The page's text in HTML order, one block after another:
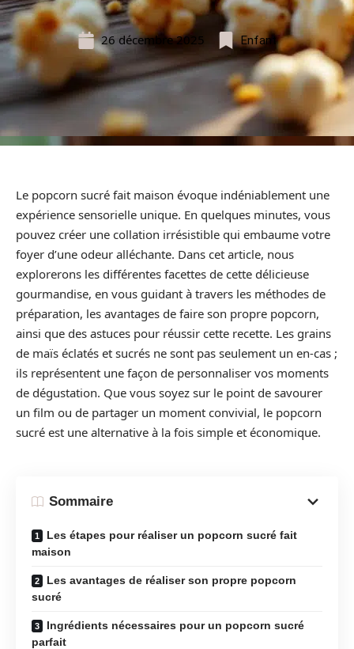
26 décembre 2025 Enfant
Le popcorn sucré fait maison évoque indéniablement une
expérience sensorielle unique. En quelques minutes, vous
pouvez créer une collation irrésistible qui embaume votre
foyer d’une odeur alléchante. Dans cet article, nous
explorerons les différentes facettes de cette délicieuse
gourmandise, en vous guidant à travers les méthodes de
préparation, les avantages de faire son propre popcorn,
ainsi que des astuces pour réussir cette recette. Les grains
de maïs éclatés et sucrés ne sont pas seulement un en-cas ;
ils représentent une façon de personnaliser vos moments
de dégustation. Que vous soyez sur le point de savourer
un film ou de partager un moment convivial, le popcorn
sucré est une alternative à la fois simple et économique.
Sommaire
Les étapes pour réaliser un popcorn sucré fait
maison
Les avantages de réaliser son propre popcorn
sucré
Ingrédients nécessaires pour un popcorn sucré
parfait